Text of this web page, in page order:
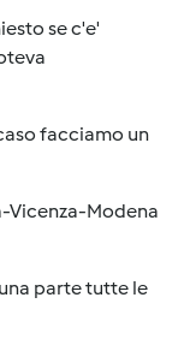
se c'e'
facciamo un
Vicenza-Modena
parte tutte le